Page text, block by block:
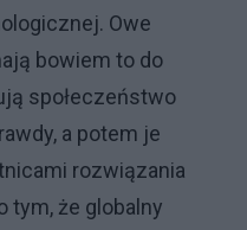
Owe
bowiem to do
społeczeństwo
a potem je
rozwiązania
tym, że globalny